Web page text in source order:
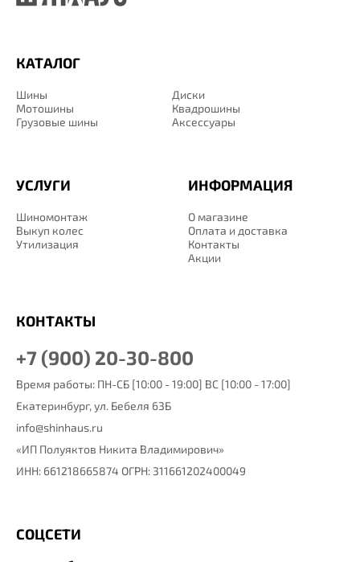
КАТАЛОГ
Шины
Диски
Мотошины
Квадрошины
Грузовые шины
Аксессуары
ИНФОРМАЦИЯ
О магазине
Оплата и доставка
Контакты
Акции
УСЛУГИ
Шиномонтаж
Выкуп колес
Утилизация
КОНТАКТЫ
+7 (900) 20-30-800
Время работы: ПН-СБ [10:00 - 19:00] ВС [10:00 - 17:00]
Екатеринбург, ул. Бебеля 63Б
info@shinhaus.ru
«ИП Полуяктов Никита Владимирович»
ИНН: 661218665874 ОГРН: 311661202400049
СОЦСЕТИ